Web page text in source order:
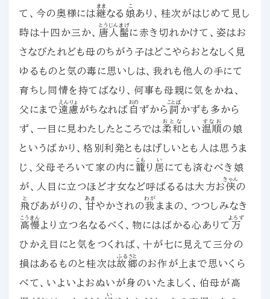
て、今の奥様には継
まま
なる 娘
こ
あり、桂次がはじめて見し
時は十四か三か、 唐人髷
とうじんまげ
に赤き切れかけて、姿はお
さなびたれども母のちがう子はどこやらおとなしく見
ゆるものと気の毒に思いしは、我れも他人の手にて
育ちし同情を持てばなり、何事も母親に気をかね、
父にまで遠慮
えんりょ
がちなれば 自
おの
ずから詞
ことば
かずも多から
ず、一目に見わたしたところでは柔和
おとな
しい温順
すなお
の娘
というばかり、格別利発ともはげしいとも人は思うま
じ、父母そろいて家の内に籠
こも
り 居
い
にても済むべき娘
が、人目に立つほど才女など呼ばるるは大方お侠
きゃん
の
飛
と
びあがりの、 甘
あま
やかされの我
わが
ままの、つつしみなき
高慢
こうまん
より立つ名なるベく、物にはばかる心ありて 万
よろず
ひかえ目にと気をつくれば、十が七に見えて三分の
損はあるものと桂次は故郷
ふるさと
のお作が上まで思いくら
べて、いよいよおぬいが身のいたましく、伯母が高
い